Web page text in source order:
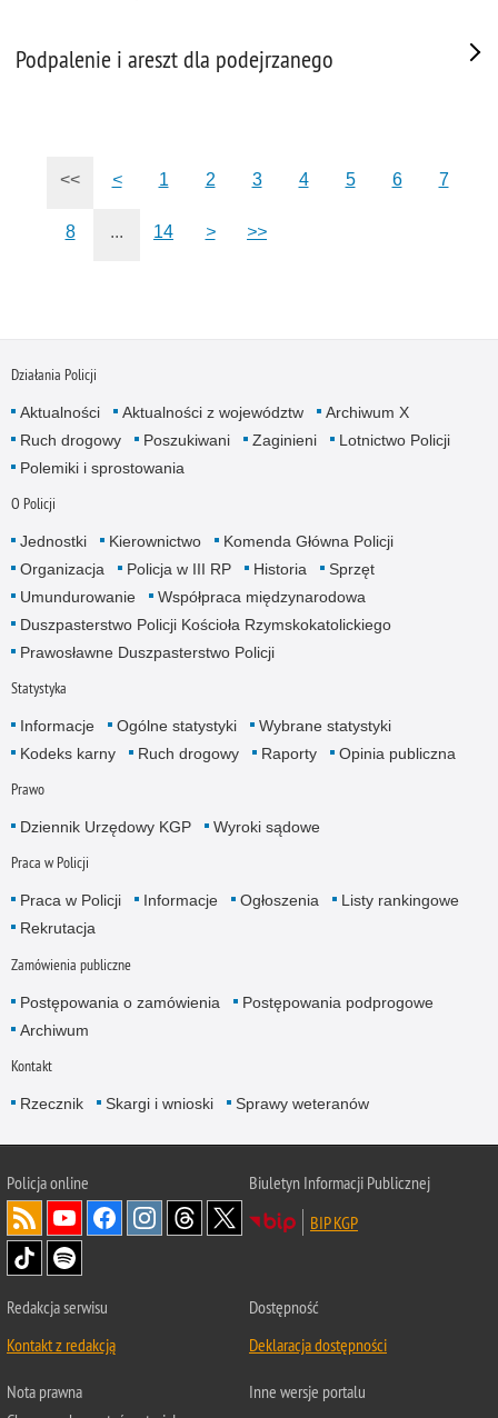
Podpalenie i areszt dla podejrzanego
<< < 1 2 3 4 5 6 7
8 ... 14 > >>
Działania Policji
Aktualności Aktualności z województw
Archiwum X
Ruch drogowy
Poszukiwani Zaginieni
Lotnictwo Policji
Polemiki i sprostowania
O Policji
Jednostki Kierownictwo
Komenda Główna Policji
Organizacja
Policja w III RP Historia
Sprzęt
Umundurowanie
Współpraca międzynarodowa
Duszpasterstwo Policji Kościoła Rzymskokatolickiego
Prawosławne Duszpasterstwo Policji
Statystyka
Informacje Ogólne statystyki
Wybrane statystyki
Kodeks karny
Ruch drogowy Raporty Opinia publiczna
Prawo
Dziennik Urzędowy KGP Wyroki sądowe
Praca w Policji
Praca w Policji Informacje Ogłoszenia
Listy rankingowe
Rekrutacja
Zamówienia publiczne
Postępowania o zamówienia
Postępowania podprogowe
Archiwum
Kontakt
Rzecznik Skargi i wnioski Sprawy weteranów
Policjaonline
Biuletyn Informacji Publicznej
BIP KGP
Redakcja serwisu
Kontakt z redakcją
Dostępność
Deklaracja dostępności
Nota prawna
Inne wersje portalu